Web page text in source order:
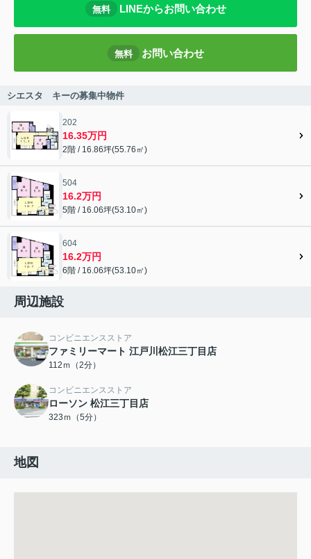
無料 LINEからお問い合わせ
無料 お問い合わせ
シエスタ キーの募集中物件
202
16.35万円
2階 / 16.86坪(55.76㎡)
504
16.2万円
5階 / 16.06坪(53.10㎡)
604
16.2万円
6階 / 16.06坪(53.10㎡)
周辺施設
コンビニエンスストア
ファミリーマート 江戸川松江三丁目店
112ｍ（2分）
コンビニエンスストア
ローソン 松江三丁目店
323ｍ（5分）
地図